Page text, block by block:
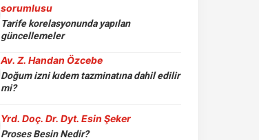
sorumlusu
Tarife korelasyonunda yapılan
güncellemeler
Av. Z. Handan Özcebe
Doğum izni kıdem tazminatına dahil edilir
mi?
Yrd. Doç. Dr. Dyt. Esin Şeker
Proses Besin Nedir?